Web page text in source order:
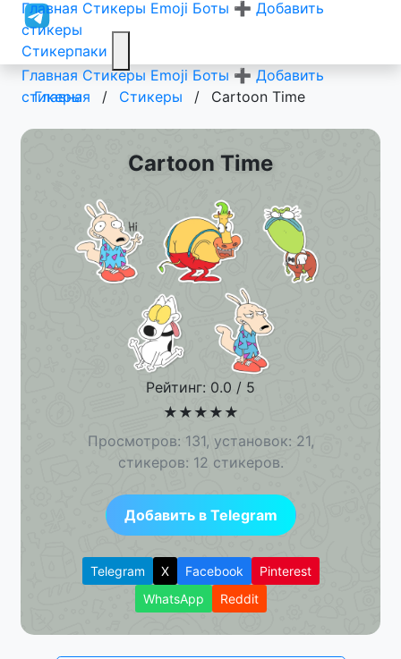
Стикерпаки
Главная Стикеры Emoji Боты ➕ Добавить
стикеры
Главная Стикеры Emoji Боты ➕ Добавить
стикеры
Главная / Стикеры / Cartoon Time
Cartoon Time
Рейтинг: 0.0 / 5
★ ★ ★ ★ ★
Просмотров: 131, установок: 21,
стикеров: 12 стикеров.
Добавить в Telegram
Telegram X Facebook
Pinterest
WhatsApp
Reddit